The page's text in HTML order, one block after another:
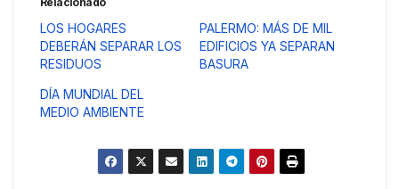
LOS HOGARES
DEBERÁN SEPARAR LOS
RESIDUOS
PALERMO: MÁS DE MIL
EDIFICIOS YA SEPARAN
BASURA
DÍA MUNDIAL DEL
MEDIO AMBIENTE